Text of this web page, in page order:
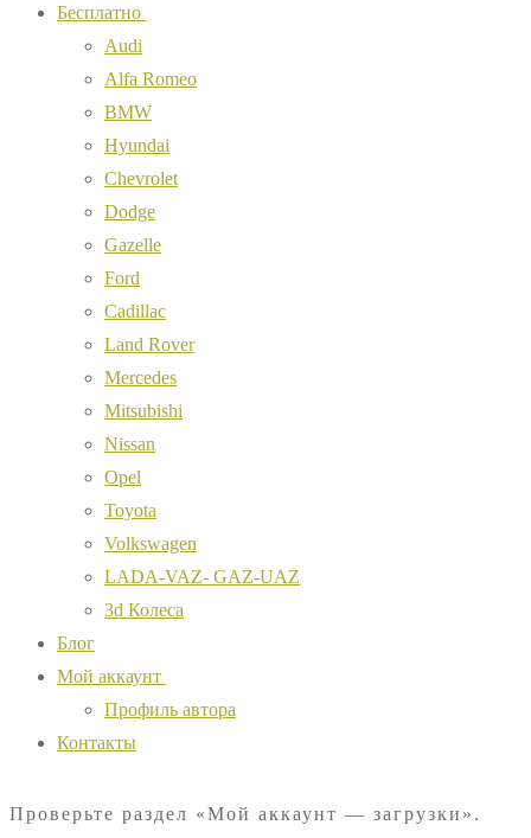
Бесплатно
Audi
Alfa Romeo
BMW
Hyundai
Chevrolet
Dodge
Gazelle
Ford
Cadillac
Land Rover
Mercedes
Mitsubishi
Nissan
Opel
Toyota
Volkswagen
LADA-VAZ- GAZ-UAZ
3d Колеса
Блог
Мой аккаунт
Профиль автора
Контакты
Проверьте раздел «Мой аккаунт — загрузки».